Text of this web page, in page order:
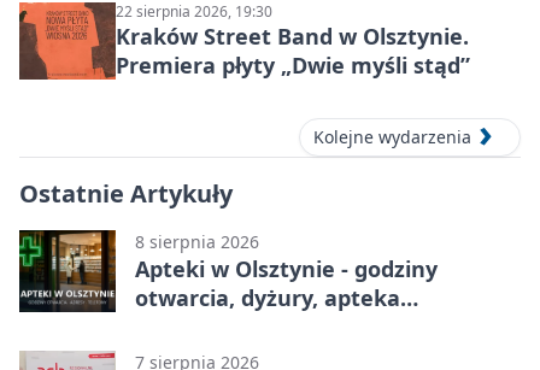
22 sierpnia 2026, 19:30
Kraków Street Band w Olsztynie.
Premiera płyty „Dwie myśli stąd”
Kolejne wydarzenia
Ostatnie Artykuły
8 sierpnia 2026
Apteki w Olsztynie - godziny
otwarcia, dyżury, apteka
7 sierpnia 2026